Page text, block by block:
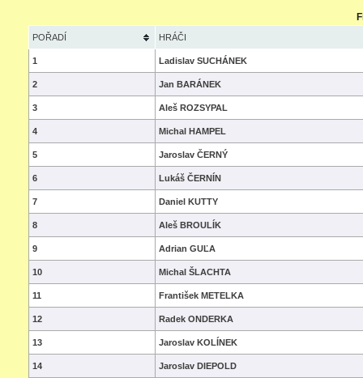
POŘADÍ HRÁČI
1 Ladislav SUCHÁNEK
2 Jan BARÁNEK
3 Aleš ROZSYPAL
4 Michal HAMPEL
5 Jaroslav ČERNÝ
6 Lukáš ČERNÍN
7 Daniel KUTTY
8 Aleš BROULÍK
9 Adrian GUĽA
10 Michal ŠLACHTA
11 František METELKA
12 Radek ONDERKA
13 Jaroslav KOLÍNEK
14 Jaroslav DIEPOLD